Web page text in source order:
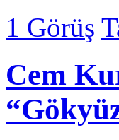
1 Görüş
Cem